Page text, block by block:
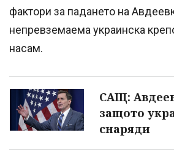
фактори за падането на
непревземаема украинска
насам.
САЩ:
защото
снаряди